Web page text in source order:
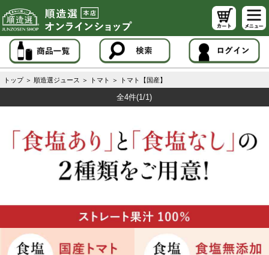
トップ ＞ 順造選ジュース ＞ トマト ＞ トマト【国産】
全4件(1/1)